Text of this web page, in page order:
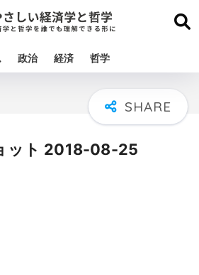
政治 経済 哲学
ット 2018-08-25